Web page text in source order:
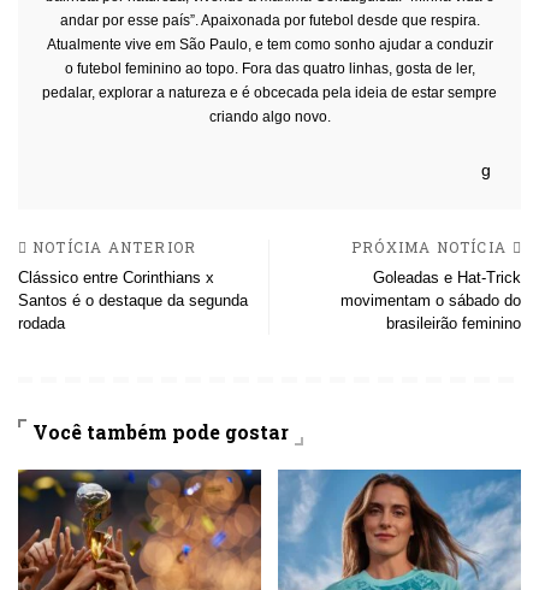
andar por esse país”. Apaixonada por futebol desde que respira.
Atualmente vive em São Paulo, e tem como sonho ajudar a conduzir
o futebol feminino ao topo. Fora das quatro linhas, gosta de ler,
pedalar, explorar a natureza e é obcecada pela ideia de estar sempre
criando algo novo.
NOTÍCIA ANTERIOR
Clássico entre Corinthians x
Santos é o destaque da segunda
rodada
PRÓXIMA NOTÍCIA
Goleadas e Hat-Trick
movimentam o sábado do
brasileirão feminino
Você também pode gostar